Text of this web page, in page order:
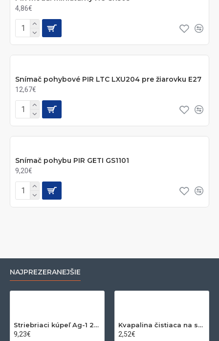
4,86€
Snímač pohybové PIR LTC LXU204 pre žiarovku E27
12,67€
Snímač pohybu PIR GETI GS1101
9,20€
NAJPREZERANEJŠIE
Striebriaci kúpeľ Ag-1 200ml
9,23€
Kvapalina čistiaca na striebro a zlato 200ml
2,52€